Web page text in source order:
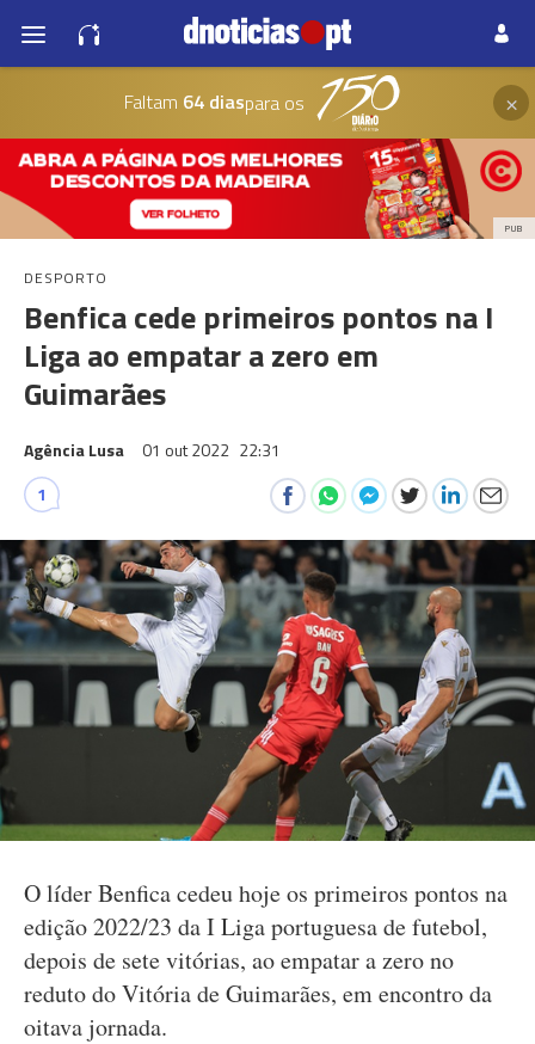
Faltam 64 diaspara os ×
PUB
DESPORTO
Benfica cede primeiros pontos na I
Liga ao empatar a zero em
Guimarães
Agência Lusa 01 out 2022 22:31
1
O líder Benfica cedeu hoje os primeiros pontos na
edição 2022/23 da I Liga portuguesa de futebol,
depois de sete vitórias, ao empatar a zero no
reduto do Vitória de Guimarães, em encontro da
oitava jornada.